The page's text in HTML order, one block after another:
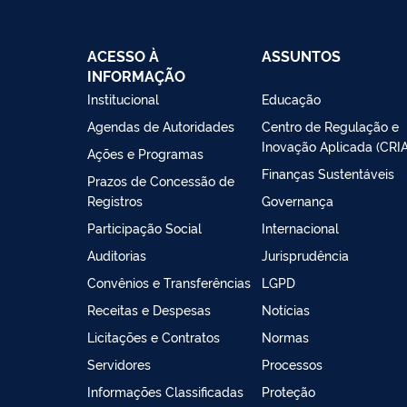
ACESSO À
INFORMAÇÃO
Institucional
Agendas de Autoridades
Ações e Programas
Prazos de Concessão de
Registros
Participação Social
Auditorias
Convênios e Transferências
Receitas e Despesas
Licitações e Contratos
Servidores
Informações Classificadas
ASSUNTOS
Educação
Centro de Regulação e
Inovação Aplicada
Finanças Sustentáveis
Governança
Internacional
Jurisprudência
LGPD
Notícias
Normas
Processos
Proteção